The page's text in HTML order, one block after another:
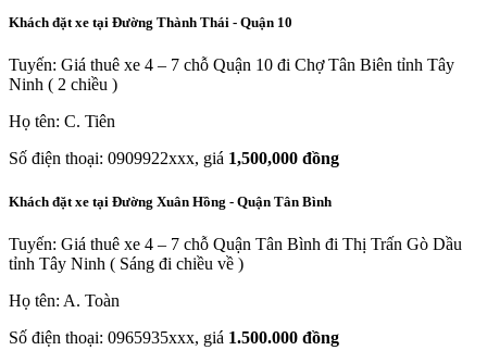
Khách đặt xe tại Đường Thành Thái - Quận 10
Tuyến: Giá thuê xe 4 – 7 chỗ Quận 10 đi Chợ Tân Biên tỉnh Tây
Ninh ( 2 chiều )
Họ tên: C. Tiên
Số điện thoại: 0909922xxx, giá 1,500,000 đồng
Khách đặt xe tại Đường Xuân Hồng - Quận Tân Bình
Tuyến: Giá thuê xe 4 – 7 chỗ Quận Tân Bình đi Thị Trấn Gò Dầu
tỉnh Tây Ninh ( Sáng đi chiều về )
Họ tên: A. Toàn
Số điện thoại: 0965935xxx, giá 1.500.000 đồng